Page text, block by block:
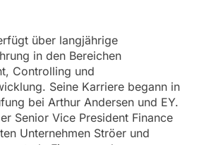
über langjährige
in den Bereichen
Controlling und
Seine Karriere begann in
bei Arthur Andersen und EY.
Senior Vice President Finance
Unternehmen Ströer und